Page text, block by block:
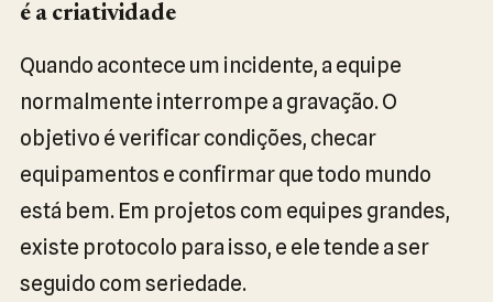
é a criatividade
Quando acontece um incidente, a equipe
normalmente interrompe a gravação. O
objetivo é verificar condições, checar
equipamentos e confirmar que todo mundo
está bem. Em projetos com equipes grandes,
existe protocolo para isso, e ele tende a ser
seguido com seriedade.